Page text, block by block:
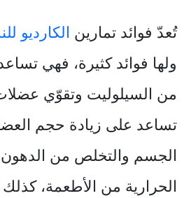
تُعدّ فوائد تمارين الكارديو
ولها فوائد كثيرة، فهي
من السيلوليت وتقوّي
تساعد على زيادة حجم
الجسم والتخلص من
الحرارية من الأطعمة،